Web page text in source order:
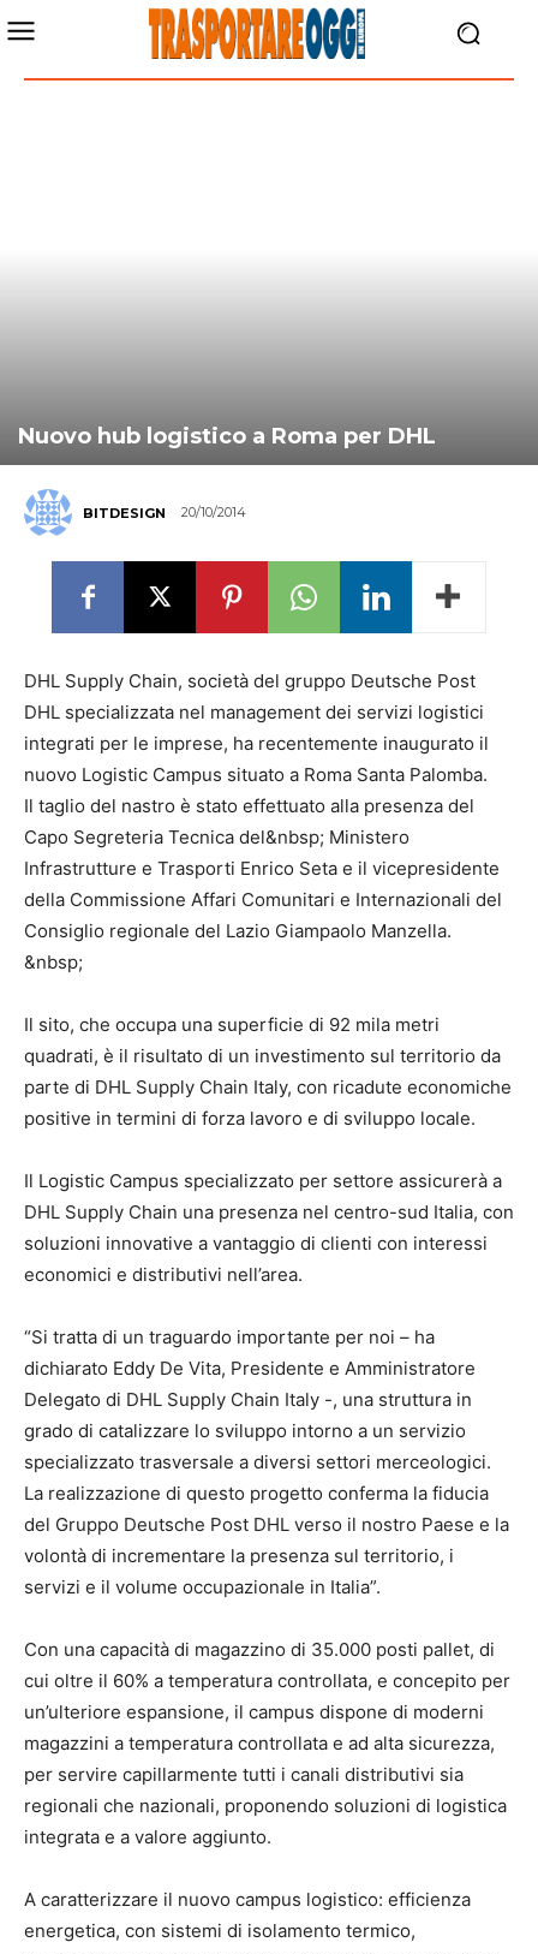
Nuovo hub logistico a Roma per DHL
BITDESIGN 20/10/2014
DHL Supply Chain, società del gruppo Deutsche Post
DHL specializzata nel management dei servizi logistici
integrati per le imprese, ha recentemente inaugurato il
nuovo Logistic Campus situato a Roma Santa Palomba.
Il taglio del nastro è stato effettuato alla presenza del
Capo Segreteria Tecnica del&nbsp; Ministero
Infrastrutture e Trasporti Enrico Seta e il vicepresidente
della Commissione Affari Comunitari e Internazionali del
Consiglio regionale del Lazio Giampaolo Manzella.
&nbsp;
Il sito, che occupa una superficie di 92 mila metri
quadrati, è il risultato di un investimento sul territorio da
parte di DHL Supply Chain Italy, con ricadute economiche
positive in termini di forza lavoro e di sviluppo locale.
Il Logistic Campus specializzato per settore assicurerà a
DHL Supply Chain una presenza nel centro-sud Italia, con
soluzioni innovative a vantaggio di clienti con interessi
economici e distributivi nell’area.
“Si tratta di un traguardo importante per noi – ha
dichiarato Eddy De Vita, Presidente e Amministratore
Delegato di DHL Supply Chain Italy -, una struttura in
grado di catalizzare lo sviluppo intorno a un servizio
specializzato trasversale a diversi settori merceologici.
La realizzazione di questo progetto conferma la fiducia
del Gruppo Deutsche Post DHL verso il nostro Paese e la
volontà di incrementare la presenza sul territorio, i
servizi e il volume occupazionale in Italia”.
Con una capacità di magazzino di 35.000 posti pallet, di
cui oltre il 60% a temperatura controllata, e concepito per
un’ulteriore espansione, il campus dispone di moderni
magazzini a temperatura controllata e ad alta sicurezza,
per servire capillarmente tutti i canali distributivi sia
regionali che nazionali, proponendo soluzioni di logistica
integrata e a valore aggiunto.
A caratterizzare il nuovo campus logistico: efficienza
energetica, con sistemi di isolamento termico,